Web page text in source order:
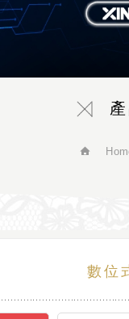
數位